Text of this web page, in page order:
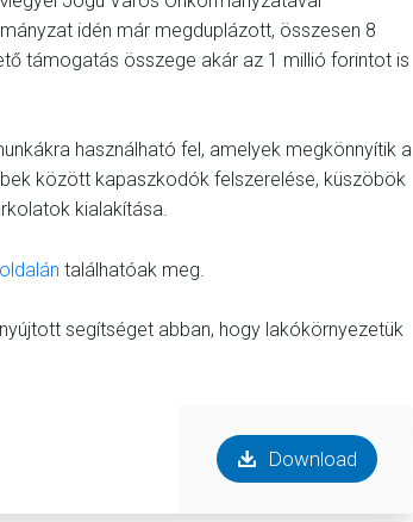
idén már megduplázott, összesen 8
támogatás összege akár az 1 millió forintot is
használható fel, amelyek megkönnyítik a
között kapaszkodók felszerelése, küszöbök
kialakítása.
találhatóak meg.
segítséget abban, hogy lakókörnyezetük
Download